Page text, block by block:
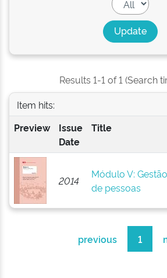
Results 1-1 of 1 (Search
Item hits:
Preview
Issue
Date
Title
2014
Módulo V: Gestão
de pessoas
previous 1